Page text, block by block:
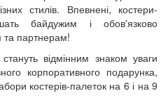
стилів. Впевнені, костери-
байдужим і обов'язково
партнерам!
відмінним знаком уваги
корпоративного подарунка,
костерів-палеток на 6 і на 9